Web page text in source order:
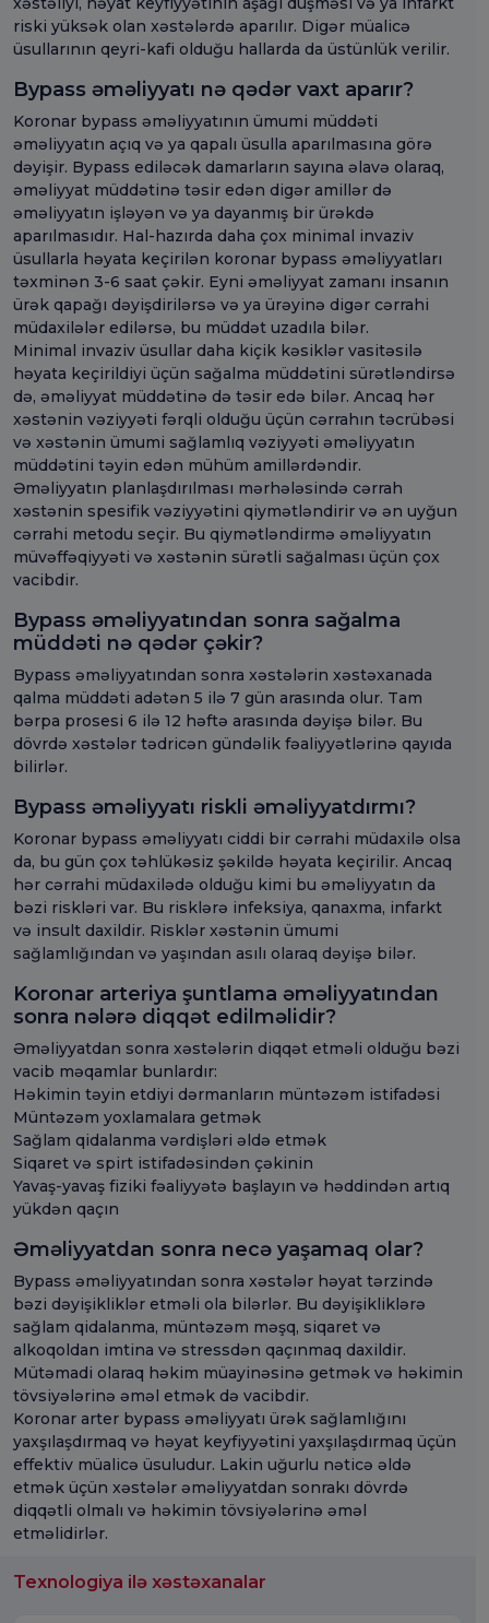
riski yüksək olan xəstələrdə aparılır. Digər müalicə
üsullarının qeyri-kafi olduğu hallarda da üstünlük verilir.
Bypass əməliyyatı nə qədər vaxt aparır?
Koronar bypass əməliyyatının ümumi müddəti
əməliyyatın açıq və ya qapalı üsulla aparılmasına görə
dəyişir. Bypass ediləcək damarların sayına əlavə olaraq,
əməliyyat müddətinə təsir edən digər amillər də
əməliyyatın işləyən və ya dayanmış bir ürəkdə
aparılmasıdır. Hal-hazırda daha çox minimal invaziv
üsullarla həyata keçirilən koronar bypass əməliyyatları
təxminən 3-6 saat çəkir. Eyni əməliyyat zamanı insanın
ürək qapağı dəyişdirilərsə və ya ürəyinə digər cərrahi
müdaxilələr edilərsə, bu müddət uzadıla bilər.
Minimal invaziv üsullar daha kiçik kəsiklər vasitəsilə
həyata keçirildiyi üçün sağalma müddətini sürətləndirsə
də, əməliyyat müddətinə də təsir edə bilər. Ancaq hər
xəstənin vəziyyəti fərqli olduğu üçün cərrahın təcrübəsi
və xəstənin ümumi sağlamlıq vəziyyəti əməliyyatın
müddətini təyin edən mühüm amillərdəndir.
Əməliyyatın planlaşdırılması mərhələsində cərrah
xəstənin spesifik vəziyyətini qiymətləndirir və ən uyğun
cərrahi metodu seçir. Bu qiymətləndirmə əməliyyatın
müvəffəqiyyəti və xəstənin sürətli sağalması üçün çox
vacibdir.
Bypass əməliyyatından sonra sağalma
müddəti nə qədər çəkir?
Bypass əməliyyatından sonra xəstələrin xəstəxanada
qalma müddəti adətən 5 ilə 7 gün arasında olur. Tam
bərpa prosesi 6 ilə 12 həftə arasında dəyişə bilər. Bu
dövrdə xəstələr tədricən gündəlik fəaliyyətlərinə qayıda
bilirlər.
Bypass əməliyyatı riskli əməliyyatdırmı?
Koronar bypass əməliyyatı ciddi bir cərrahi müdaxilə olsa
da, bu gün çox təhlükəsiz şəkildə həyata keçirilir. Ancaq
hər cərrahi müdaxilədə olduğu kimi bu əməliyyatın da
bəzi riskləri var. Bu risklərə infeksiya, qanaxma, infarkt
və insult daxildir. Risklər xəstənin ümumi
sağlamlığından və yaşından asılı olaraq dəyişə bilər.
Koronar arteriya şuntlama əməliyyatından
sonra nələrə diqqət edilməlidir?
Əməliyyatdan sonra xəstələrin diqqət etməli olduğu bəzi
vacib məqamlar bunlardır:
Həkimin təyin etdiyi dərmanların müntəzəm istifadəsi
Müntəzəm yoxlamalara getmək
Sağlam qidalanma vərdişləri əldə etmək
Siqaret və spirt istifadəsindən çəkinin
Yavaş-yavaş fiziki fəaliyyətə başlayın və həddindən artıq
yükdən qaçın
Əməliyyatdan sonra necə yaşamaq olar?
Bypass əməliyyatından sonra xəstələr həyat tərzində
bəzi dəyişikliklər etməli ola bilərlər. Bu dəyişikliklərə
sağlam qidalanma, müntəzəm məşq, siqaret və
alkoqoldan imtina və stressdən qaçınmaq daxildir.
Mütəmadi olaraq həkim müayinəsinə getmək və həkimin
tövsiyələrinə əməl etmək də vacibdir.
Koronar arter bypass əməliyyatı ürək sağlamlığını
yaxşılaşdırmaq və həyat keyfiyyətini yaxşılaşdırmaq üçün
effektiv müalicə üsuludur. Lakin uğurlu nəticə əldə
etmək üçün xəstələr əməliyyatdan sonrakı dövrdə
diqqətli olmalı və həkimin tövsiyələrinə əməl
etməlidirlər.
Texnologiya ilə xəstəxanalar